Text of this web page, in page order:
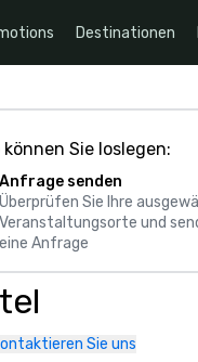
Destinationen
Sie loslegen:
Anfrage senden
Überprüfen Sie Ihre
Veranstaltungsorte und
eine Anfrage
Sie uns